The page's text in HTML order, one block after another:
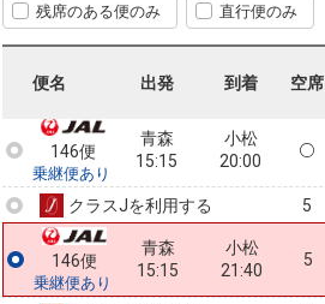
残席のある便のみ 直行便のみ
便名 出発 到着 空席
144便
青森
12:00
小松
17:55
クラスJを利用する 3
146便
乗継便あり
青森
15:15
小松
20:00
クラスJを利用する 5
146便
乗継便あり
青森
15:15
小松
21:40
5